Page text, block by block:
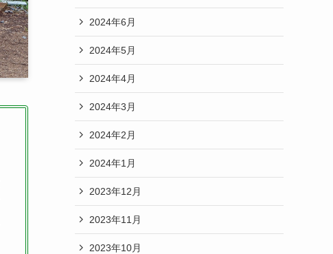
2024年6月
2024年5月
2024年4月
2024年3月
2024年2月
2024年1月
2023年12月
2023年11月
2023年10月